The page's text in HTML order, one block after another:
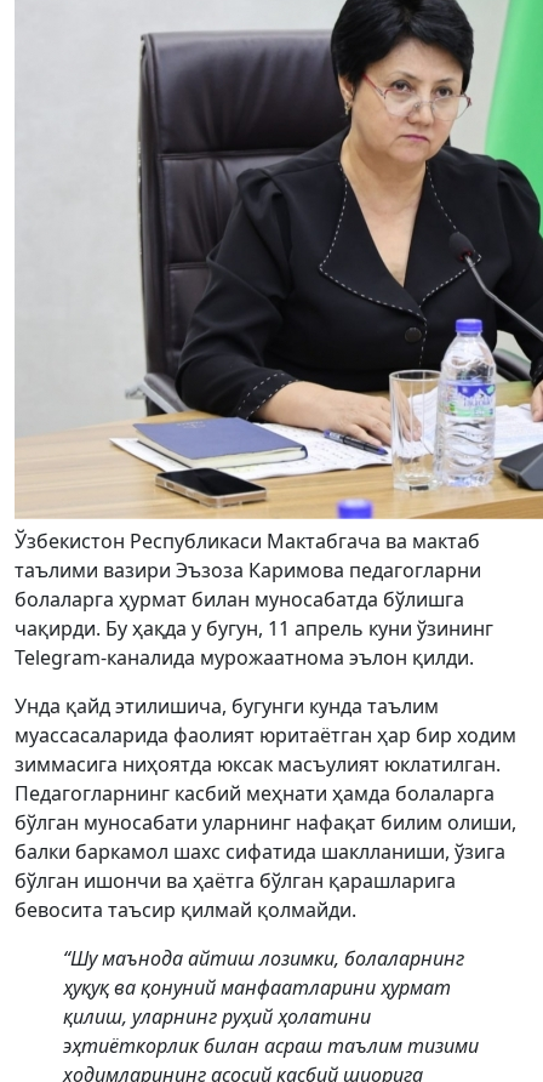
Ўзбекистон Республикаси Мактабгача ва мактаб
таълими вазири Эъзоза Каримова педагогларни
болаларга ҳурмат билан муносабатда бўлишга
чақирди. Бу ҳақда у бугун, 11 апрель куни ўзининг
Telegram-каналида мурожаатнома эълон қилди.
Унда қайд этилишича, бугунги кунда таълим
муассасаларида фаолият юритаётган ҳар бир ходим
зиммасига ниҳоятда юксак масъулият юклатилган.
Педагогларнинг касбий меҳнати ҳамда болаларга
бўлган муносабати уларнинг нафақат билим олиши,
балки баркамол шахс сифатида шаклланиши, ўзига
бўлган ишончи ва ҳаётга бўлган қарашларига
бевосита таъсир қилмай қолмайди.
“Шу маънода айтиш лозимки, болаларнинг
ҳуқуқ ва қонуний манфаатларини ҳурмат
қилиш, уларнинг руҳий ҳолатини
эҳтиёткорлик билан асраш таълим тизими
ходимларининг асосий касбий шиорига